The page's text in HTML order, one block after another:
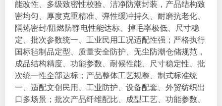
能改性、多级致密性校验、洁净防潮封装，产品结构致
密均匀、厚度克重精准、弹性缓冲持久、耐磨抗老化、
隔热密封/阻燃防静电性能达标、掉毛率极低、尺寸稳
定、批次参数统一、工业民用工况适配性强；严格执行
国标毡制品定型、质量安全防护、无尘防潮仓储规范，
成品结构精度、功能参数、耐候性能、尺寸稳定性、批
次统一性全部达标；产品整体工艺规整、制式标准统
一、适配文创民用、工业防护、设备配套、外贸纺织出
口多场景；批次产品纤维配比、成型工艺、功能参数、